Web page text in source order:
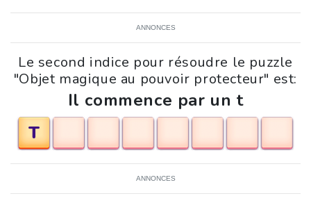
ANNONCES
Le second indice pour résoudre le puzzle
"Objet magique au pouvoir protecteur" est:
Il commence par un t
T
ANNONCES